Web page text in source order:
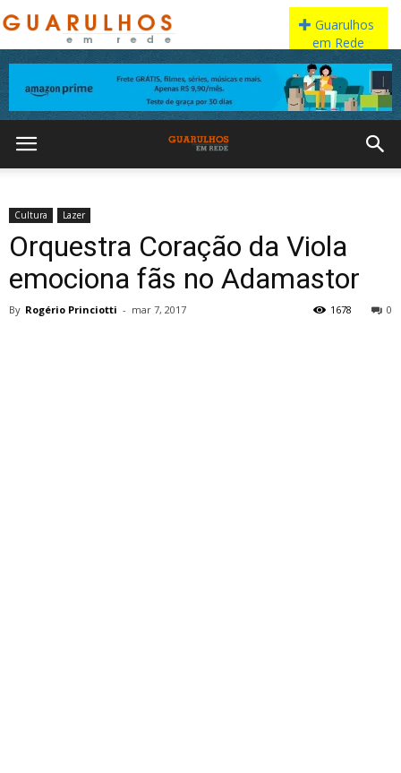
Cultura Lazer
Orquestra Coração da Viola
emociona fãs no Adamastor
By Rogério Princiotti - mar 7, 2017 0
1678